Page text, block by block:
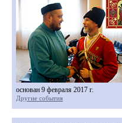
основан 9 февраля 2017 г.
Другие события